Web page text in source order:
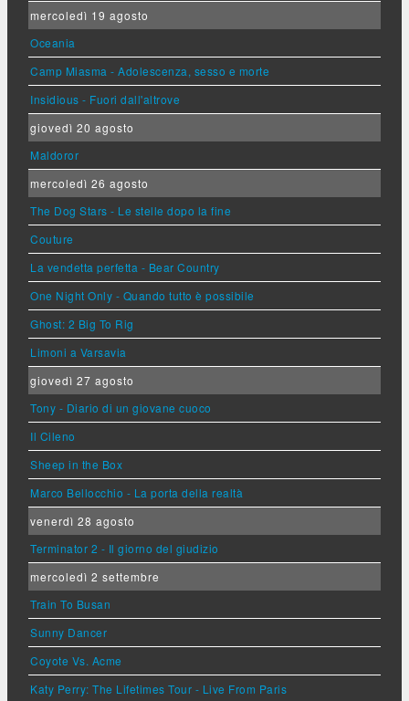
mercoledì 19 agosto
Oceania
Camp Miasma - Adolescenza, sesso e morte
Insidious - Fuori dall'altrove
giovedì 20 agosto
Maldoror
mercoledì 26 agosto
The Dog Stars - Le stelle dopo la fine
Couture
La vendetta perfetta - Bear Country
One Night Only - Quando tutto è possibile
Ghost: 2 Big To Rig
Limoni a Varsavia
giovedì 27 agosto
Tony - Diario di un giovane cuoco
Il Cileno
Sheep in the Box
Marco Bellocchio - La porta della realtà
venerdì 28 agosto
Terminator 2 - Il giorno del giudizio
mercoledì 2 settembre
Train To Busan
Sunny Dancer
Coyote Vs. Acme
Katy Perry: The Lifetimes Tour - Live From Paris